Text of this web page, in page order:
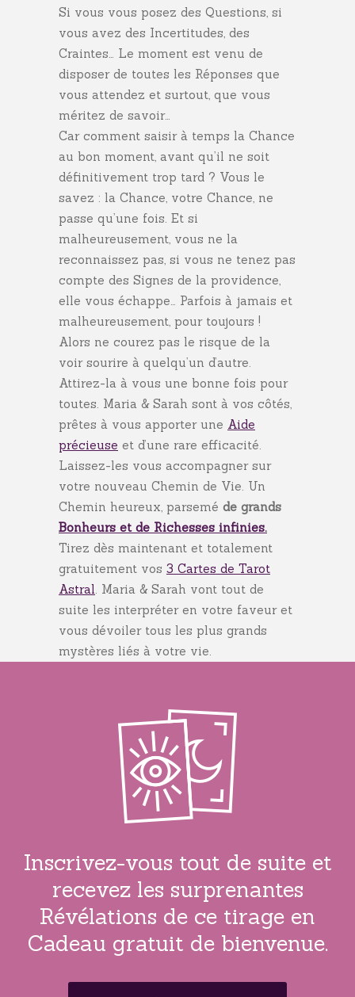
Si vous vous posez des Questions, si
vous avez des Incertitudes, des
Craintes… Le moment est venu de
disposer de toutes les Réponses que
vous attendez et surtout, que vous
méritez de savoir…
Car comment saisir à temps la Chance
au bon moment, avant qu’il ne soit
définitivement trop tard ? Vous le
savez : la Chance, votre Chance, ne
passe qu’une fois. Et si
malheureusement, vous ne la
reconnaissez pas, si vous ne tenez pas
compte des Signes de la providence,
elle vous échappe… Parfois à jamais et
malheureusement, pour toujours !
Alors ne courez pas le risque de la
voir sourire à quelqu’un d’autre.
Attirez-la à vous une bonne fois pour
toutes. Maria & Sarah sont à vos côtés,
prêtes à vous apporter une Aide
précieuse et d’une rare efficacité.
Laissez-les vous accompagner sur
votre nouveau Chemin de Vie. Un
Chemin heureux, parsemé de grands
Bonheurs et de Richesses infinies.
Tirez dès maintenant et totalement
gratuitement vos 3 Cartes de Tarot
Astral. Maria & Sarah vont tout de
suite les interpréter en votre faveur et
vous dévoiler tous les plus grands
mystères liés à votre vie.
Inscrivez-vous tout de suite et
recevez les surprenantes
Révélations de ce tirage en
Cadeau gratuit de bienvenue.